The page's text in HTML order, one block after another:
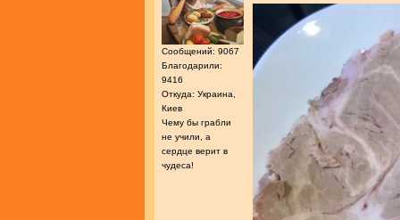
Сообщений: 9067
Благодарили:
9416
Откуда: Украина,
Киев
Чему бы грабли
не учили, а
сердце верит в
чудеса!